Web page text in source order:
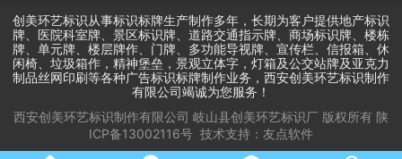
创美环艺标识从事标识标牌生产制作多年，长期为客户提供地产标识
牌、医院科室牌、景区标识牌、道路交通指示牌、商场标识牌、楼栋
牌、单元牌、楼层牌作、门牌、多功能导视牌、宣传栏、信报箱、休
闲椅、垃圾箱作，精神堡垒，景观立体字，灯箱及公交站牌及亚克力
制品丝网印刷等各种广告标识标牌制作业务，西安创美环艺标识制作
有限公司竭诚为您服务！
西安创美环艺标识制作有限公司 岐山县创美环艺标识厂 版权所有 陕
ICP备13002116号 技术支持： 友点软件